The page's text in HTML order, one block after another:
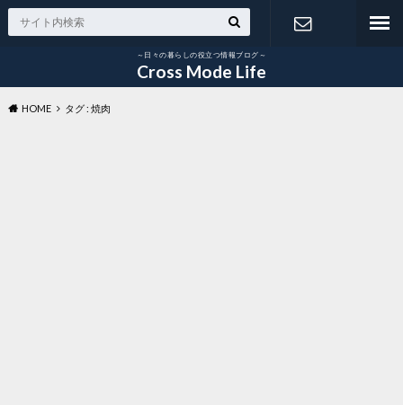
～日々の暮らしの役立つ情報ブログ～
Cross Mode Life
HOME タグ : 焼肉